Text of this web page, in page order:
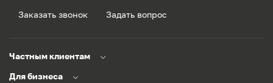
Заказать звонок Задать вопрос
Частным клиентам
Для бизнеса